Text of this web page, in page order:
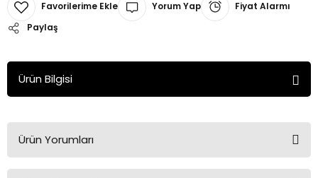
Yorum Yap
Fiyat Alarmı
Paylaş
Ürün Bilgisi
Ürün Yorumları